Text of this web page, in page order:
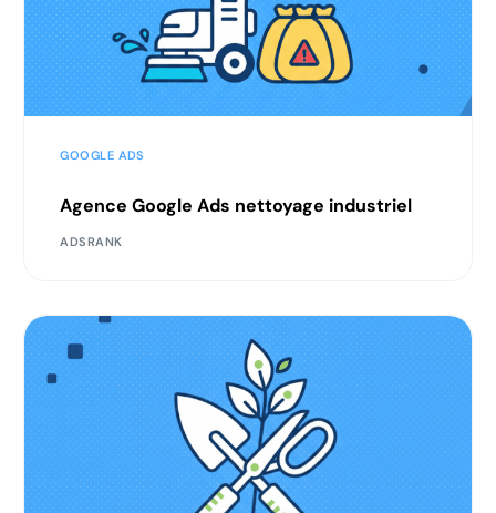
GOOGLE ADS
Agence Google Ads nettoyage industriel
ADSRANK